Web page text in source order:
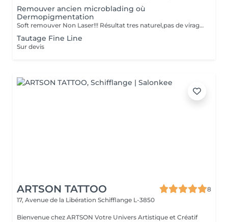
Remouver ancien microblading où
Dermopigmentation
Soft remouver Non Laser!!! Résultat tres naturel,pas de virage de la couleur,diagnostique avant le traitement
Tautage Fine Line
Sur devis
ARTSON TATTOO
8
17, Avenue de la Libération Schifflange L-3850
Bienvenue chez ARTSON Votre Univers Artistique et Créatif